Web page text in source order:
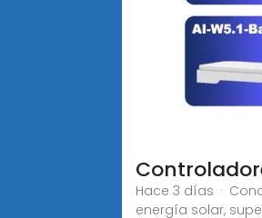
Hace 3 días ·
energía solar,